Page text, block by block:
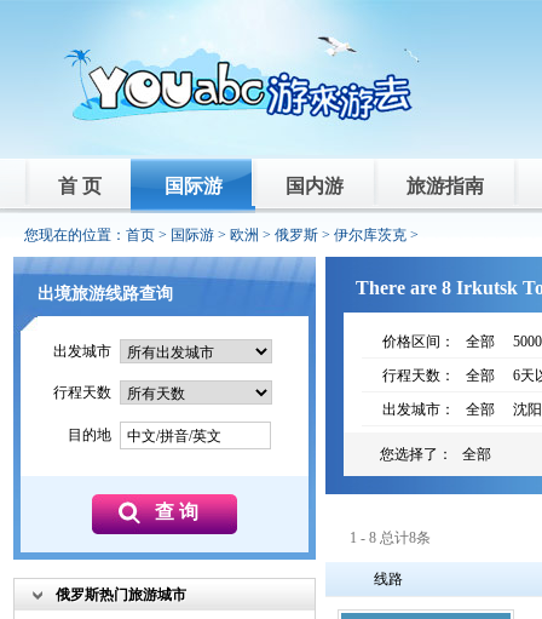
首 页 国际游 国内游 旅游指南
您现在的位置： 首页 > 国际游 > 欧洲 > 俄罗斯 > 伊尔库茨克 >
出境旅游线路查询
出发城市
行程天数
目的地 中文/拼音/英文
俄罗斯热门旅游城市
There are 8 Irkutsk
价格区间： 全部
行程天数：
全部
6天
出发城市：
全部 沈阳
您选择了： 全部
1 - 8 总计8条
线路